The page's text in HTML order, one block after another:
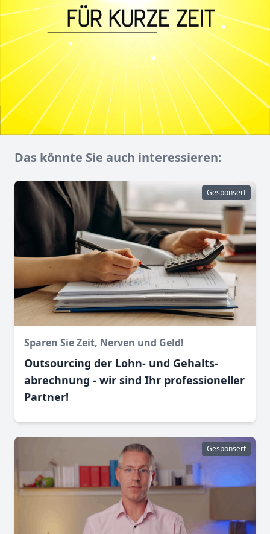
Das könnte Sie auch interessieren:
Gesponsert
Sparen Sie Zeit, Nerven und Geld!
Outsourcing der Lohn- und Gehalts­
abrechnung - wir sind Ihr professioneller
Partner!
Gesponsert